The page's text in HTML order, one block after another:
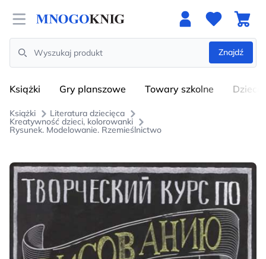
Open menu
Search
Znajdź
Książki Gry planszowe Towary szkolne
Książki Literatura dziecięca
Kreatywność dzieci, kolorowanki
Rysunek. Modelowanie. Rzemieślnictwo